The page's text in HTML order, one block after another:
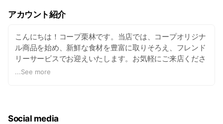
アカウント紹介
こんにちは！コープ栗林です。当店では、コープオリジナ
ル商品を始め、新鮮な食材を豊富に取りそろえ、フレンド
リーサービスでお迎えいたします。お気軽にご来店くださ
い！
...See more
Social media